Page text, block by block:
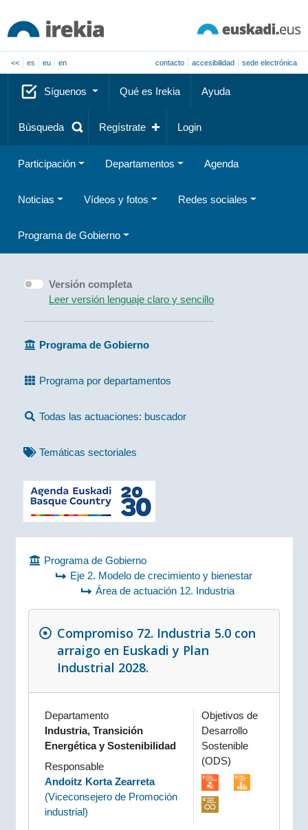
<< es eu en contacto accesibilidad sede electrónica
Síguenos Qué es Irekia Ayuda
Búsqueda Regístrate Login
Participación Departamentos Agenda
Noticias Vídeos y fotos Redes sociales
Programa de Gobierno
Versión completa
Leer versión lenguaje claro y sencillo
Programa de Gobierno
Programa por departamentos
Todas las actuaciones: buscador
Temáticas sectoriales
Programa de Gobierno
Eje 2. Modelo de crecimiento y bienestar
Área de actuación 12. Industria
Compromiso 72. Industria 5.0 con
arraigo en Euskadi y Plan
Industrial 2028.
Departamento
Industria, Transición
Energética y Sostenibilidad
Responsable
Andoitz Korta Zearreta
(Viceconsejero de Promoción
industrial)
Objetivos de
Desarrollo
Sostenible
(ODS)